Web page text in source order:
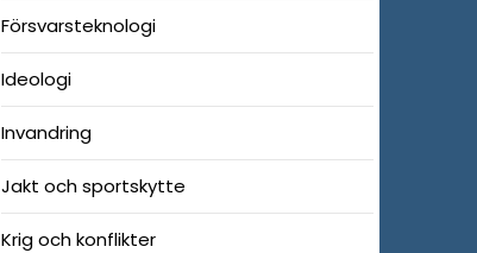
Försvarsteknologi
Ideologi
Invandring
Jakt och sportskytte
Krig och konflikter